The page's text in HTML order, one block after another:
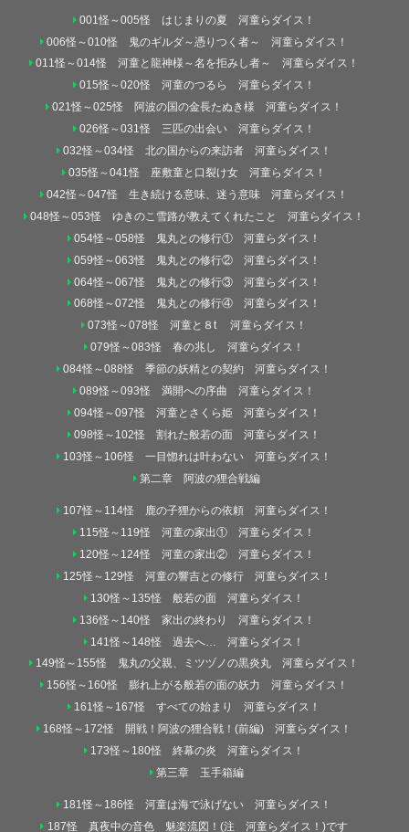
001怪～005怪 はじまりの夏 河童らダイス！
006怪～010怪 鬼のギルダ～憑りつく者～ 河童らダイス！
011怪～014怪 河童と龍神様～名を拒みし者～ 河童らダイス！
015怪～020怪 河童のつるら 河童らダイス！
021怪～025怪 阿波の国の金長たぬき様 河童らダイス！
026怪～031怪 三匹の出会い 河童らダイス！
032怪～034怪 北の国からの来訪者 河童らダイス！
035怪～041怪 座敷童と口裂け女 河童らダイス！
042怪～047怪 生き続ける意味、迷う意味 河童らダイス！
048怪～053怪 ゆきのこ雪路が教えてくれたこと 河童らダイス！
054怪～058怪 鬼丸との修行① 河童らダイス！
059怪～063怪 鬼丸との修行② 河童らダイス！
064怪～067怪 鬼丸との修行③ 河童らダイス！
068怪～072怪 鬼丸との修行④ 河童らダイス！
073怪～078怪 河童と８t 河童らダイス！
079怪～083怪 春の兆し 河童らダイス！
084怪～088怪 季節の妖精との契約 河童らダイス！
089怪～093怪 満開への序曲 河童らダイス！
094怪～097怪 河童とさくら姫 河童らダイス！
098怪～102怪 割れた般若の面 河童らダイス！
103怪～106怪 一目惚れは叶わない 河童らダイス！
第二章 阿波の狸合戦編
107怪～114怪 鹿の子狸からの依頼 河童らダイス！
115怪～119怪 河童の家出① 河童らダイス！
120怪～124怪 河童の家出② 河童らダイス！
125怪～129怪 河童の響吉との修行 河童らダイス！
130怪～135怪 般若の面 河童らダイス！
136怪～140怪 家出の終わり 河童らダイス！
141怪～148怪 過去へ… 河童らダイス！
149怪～155怪 鬼丸の父親、ミツヅノの黒炎丸 河童らダイス！
156怪～160怪 膨れ上がる般若の面の妖力 河童らダイス！
161怪～167怪 すべての始まり 河童らダイス！
168怪～172怪 開戦！阿波の狸合戦！(前編) 河童らダイス！
173怪～180怪 終幕の炎 河童らダイス！
第三章 玉手箱編
181怪～186怪 河童は海で泳げない 河童らダイス！
187怪 真夜中の音色 魅楽流図！(注 河童らダイス！)です